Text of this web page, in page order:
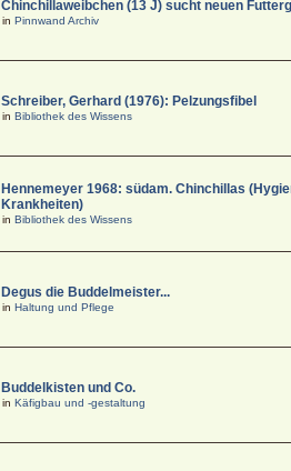
Chinchillaweibchen (13 J) sucht neuen
inPinnwand Archiv
Schreiber, Gerhard (1976): Pelzungsfibel
inBibliothek des Wissens
Hennemeyer 1968: südam. Chinchillas
Krankheiten)
inBibliothek des Wissens
Degus die Buddelmeister...
inHaltung und Pflege
Buddelkisten und Co.
inKäfigbau und -gestaltung